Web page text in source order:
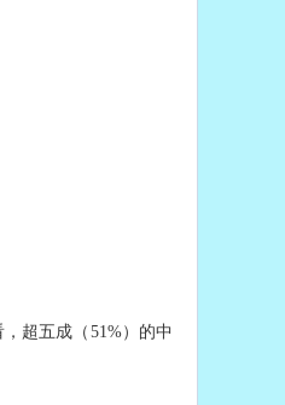
超五成（51%）的中